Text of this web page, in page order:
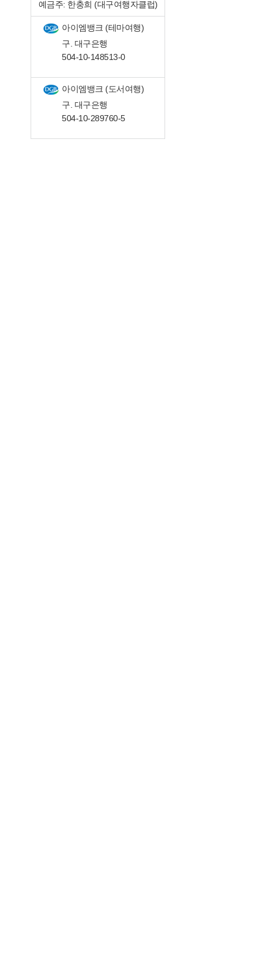
예금주: 한충희 (대구여행자클럽)
아이엠뱅크 (테마여행)
구. 대구은행
504-10-148513-0
아이엠뱅크 (도서여행)
구. 대구은행
504-10-289760-5